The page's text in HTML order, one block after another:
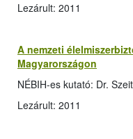
Lezárult: 2011
A nemzeti
Magyarországon
NÉBIH-es kutató: Dr.
Lezárult: 2011